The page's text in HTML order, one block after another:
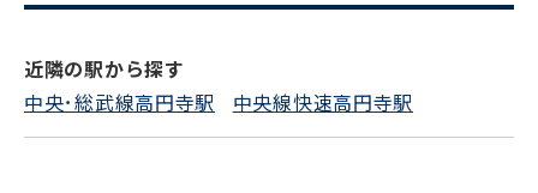
電話でお問い合わせ
近隣の駅から探す
中央･総武線高円寺駅
中央線快速高円寺駅